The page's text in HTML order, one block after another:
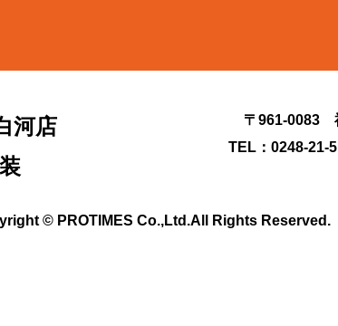
河店
〒961-0083
TEL：0248-21-
© PROTIMES Co.,Ltd.All Rights Reserved.